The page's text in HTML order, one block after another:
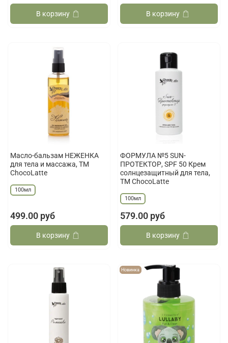
В корзину В корзину
Масло-бальзам НЕЖЕНКА
для тела и массажа, TM
ChocoLatte
100мл
499.00 руб
В корзину
ФОРМУЛА №5 SUN-
ПРОТЕКТОР, SPF 50 Крем
солнцезащитный для тела,
TM ChocoLatte
100мл
579.00 руб
В корзину
Новинка